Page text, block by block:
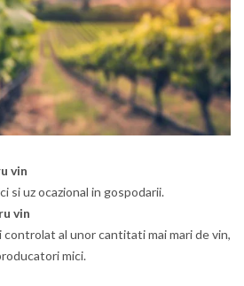
vin
si uz ocazional in gospodarii.
vin
al unor cantitati mai mari de vin,
mici.